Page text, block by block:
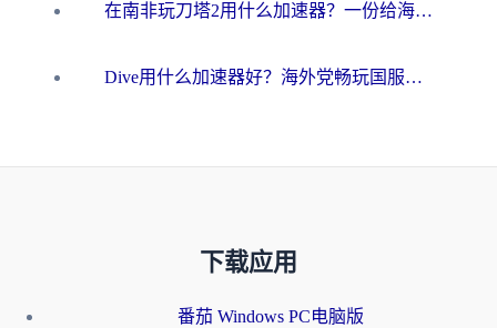
在南非玩刀塔2用什么加速器？一份给海外游子的终极生存指南
Dive用什么加速器好？海外党畅玩国服游戏的终极避坑指南
下载应用
番茄 Windows PC电脑版